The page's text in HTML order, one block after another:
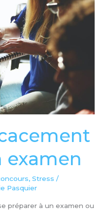
examen
,Stress /
Pasquier
préparer à un examen ou